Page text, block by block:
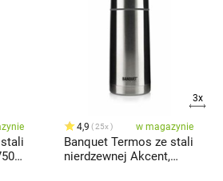
3x
4,9 25x w magazynie
Banquet Termos ze stali
nierdzewnej Akcent,